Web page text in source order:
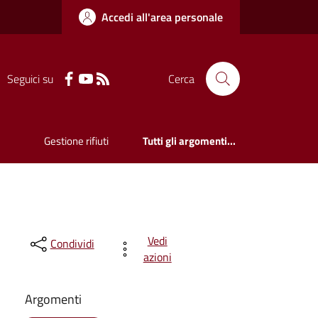
Accedi all'area personale
Seguici su Cerca
Gestione rifiuti Tutti gli argomenti...
Condividi
Vedi
azioni
Argomenti